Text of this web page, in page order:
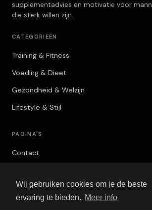
Wij gebruiken cookies om je de beste
ervaring te bieden. Meer info
supplementadvies en motivatie voor
die sterk willen zijn.
CATEGORIEËN
Training & Fitness
Voeding & Dieet
Gezondheid & Welzijn
Lifestyle & Stijl
PAGINA'S
Contact
Algemene Voorwaarden
Adverteren